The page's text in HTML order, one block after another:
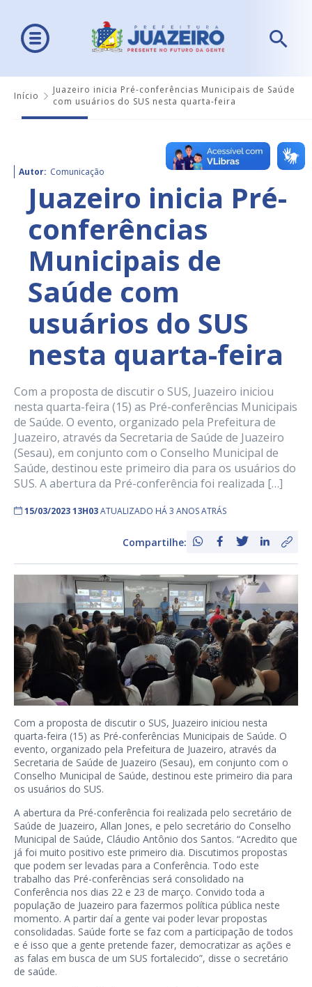
Início
Juazeiro inicia Pré-conferências Municipais de Saúde
com usuários do SUS nesta quarta-feira
Autor: Comunicação
Juazeiro inicia Pré-
conferências
Municipais de
Saúde com
usuários do SUS
nesta quarta-feira
Com a proposta de discutir o SUS, Juazeiro iniciou
nesta quarta-feira (15) as Pré-conferências Municipais
de Saúde. O evento, organizado pela Prefeitura de
Juazeiro, através da Secretaria de Saúde de Juazeiro
(Sesau), em conjunto com o Conselho Municipal de
Saúde, destinou este primeiro dia para os usuários do
SUS. A abertura da Pré-conferência foi realizada […]
15/03/2023 13H03ATUALIZADO HÁ 3 ANOS ATRÁS
Compartilhe:
Com a proposta de discutir o SUS, Juazeiro iniciou nesta
quarta-feira (15) as Pré-conferências Municipais de Saúde. O
evento, organizado pela Prefeitura de Juazeiro, através da
Secretaria de Saúde de Juazeiro (Sesau), em conjunto com o
Conselho Municipal de Saúde, destinou este primeiro dia para
os usuários do SUS.
A abertura da Pré-conferência foi realizada pelo secretário de
Saúde de Juazeiro, Allan Jones, e pelo secretário do Conselho
Municipal de Saúde, Cláudio Antônio dos Santos. “Acredito que
já foi muito positivo este primeiro dia. Discutimos propostas
que podem ser levadas para a Conferência. Todo este
trabalho das Pré-conferências será consolidado na
Conferência nos dias 22 e 23 de março. Convido toda a
população de Juazeiro para fazermos política pública neste
momento. A partir daí a gente vai poder levar propostas
consolidadas. Saúde forte se faz com a participação de todos
e é isso que a gente pretende fazer, democratizar as ações e
as falas em busca de um SUS fortalecido”, disse o secretário
de saúde.